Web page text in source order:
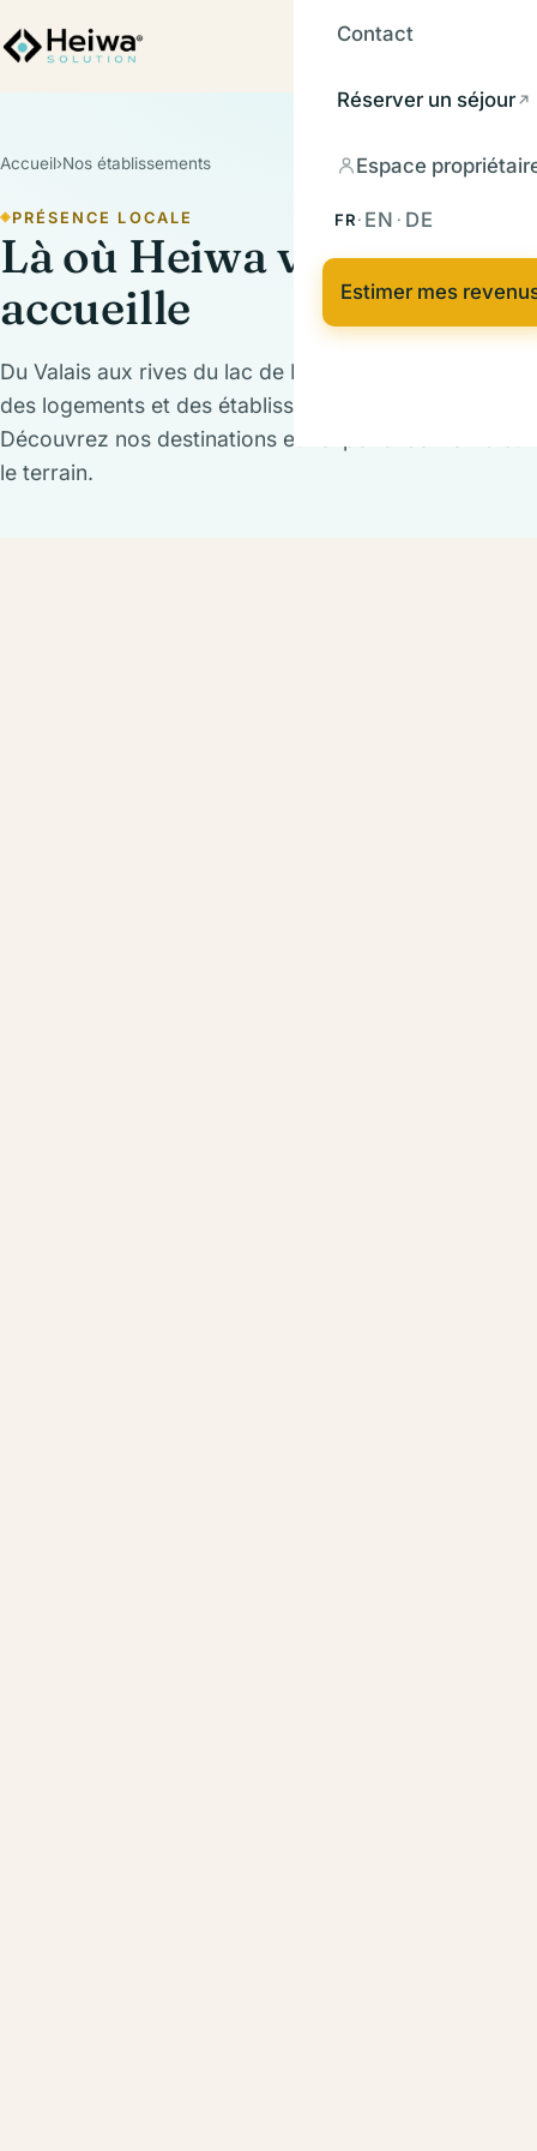
Contact
Réserver un séjour
Espace
FR· EN · DE
Estimer mes
Accueil›Nos établissements
PRÉSENCE LOCALE
Là où Heiwa vous
accueille
Du Valais aux rives du lac de Neuchâtel, nous gérons
des logements et des établissements d'exception.
Découvrez nos destinations et l'expérience Heiwa sur
le terrain.